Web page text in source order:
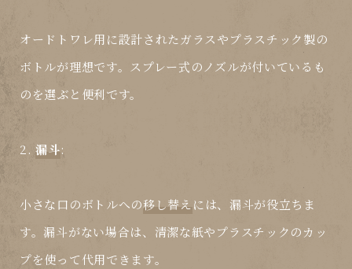
オードトワレ用に設計されたガラスやプラスチック製の
ボトルが理想です。スプレー式のノズルが付いているも
のを選ぶと便利です。
2.漏斗:
小さな口のボトルへの移し替え には、漏斗が役立ちま
す。漏斗がない場合は、清潔な紙やプラスチックのカッ
プを使って代用できます。